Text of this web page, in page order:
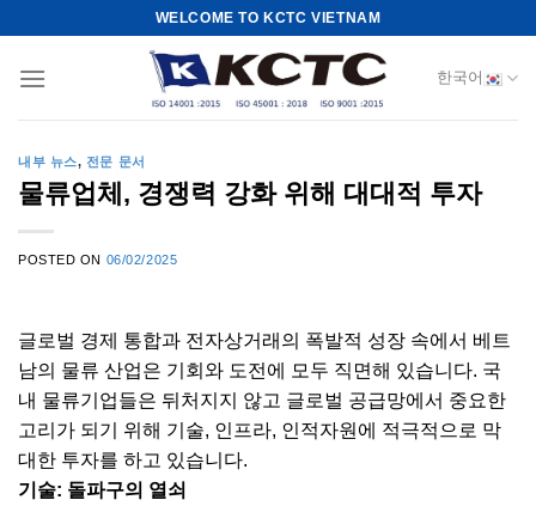
content
WELCOME TO KCTC VIETNAM
한국어
내부 뉴스, 전문 문서
물류업체, 경쟁력 강화 위해 대대적 투자
POSTED ON 06/02/2025
글로벌 경제 통합과 전자상거래의 폭발적 성장 속에서 베트
남의 물류 산업은 기회와 도전에 모두 직면해 있습니다. 국
내 물류기업들은 뒤처지지 않고 글로벌 공급망에서 중요한
고리가 되기 위해 기술, 인프라, 인적자원에 적극적으로 막
대한 투자를 하고 있습니다.
기술: 돌파구의 열쇠